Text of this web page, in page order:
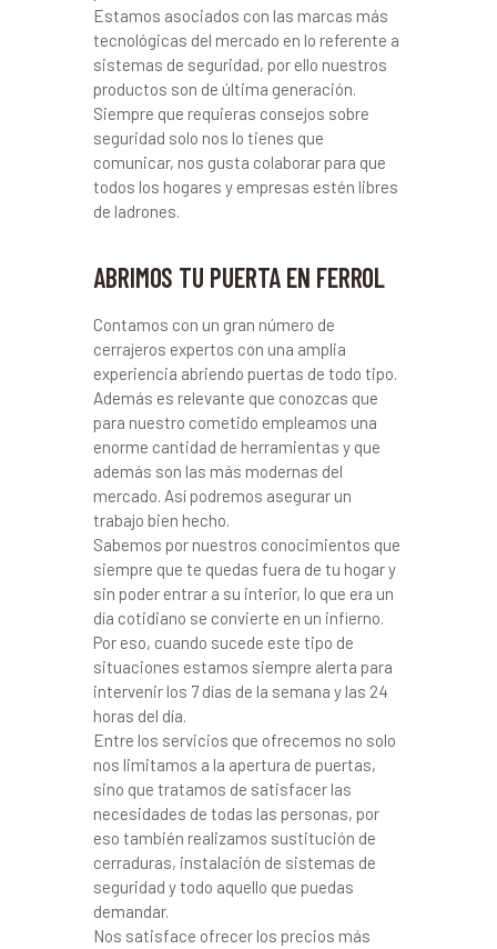
Estamos asociados con las marcas más
tecnológicas del mercado en lo referente a
sistemas de seguridad, por ello nuestros
productos son de última generación.
Siempre que requieras consejos sobre
seguridad solo nos lo tienes que
comunicar, nos gusta colaborar para que
todos los hogares y empresas estén libres
de ladrones.
ABRIMOS TU PUERTA EN FERROL
Contamos con un gran número de
cerrajeros expertos con una amplia
experiencia abriendo puertas de todo tipo.
Además es relevante que conozcas que
para nuestro cometido empleamos una
enorme cantidad de herramientas y que
además son las más modernas del
mercado. Así podremos asegurar un
trabajo bien hecho.
Sabemos por nuestros conocimientos que
siempre que te quedas fuera de tu hogar y
sin poder entrar a su interior, lo que era un
día cotidiano se convierte en un infierno.
Por eso, cuando sucede este tipo de
situaciones estamos siempre alerta para
intervenir los 7 días de la semana y las 24
horas del día.
Entre los servicios que ofrecemos no solo
nos limitamos a la apertura de puertas,
sino que tratamos de satisfacer las
necesidades de todas las personas, por
eso también realizamos sustitución de
cerraduras, instalación de sistemas de
seguridad y todo aquello que puedas
demandar.
Nos satisface ofrecer los precios más